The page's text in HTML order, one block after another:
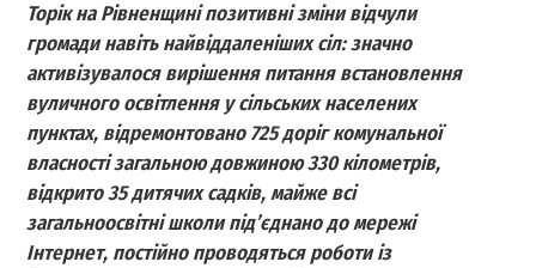
Торік на Рівненщині позитивні зміни відчули
громади навіть найвіддаленіших сіл: значно
активізувалося вирішення питання встановлення
вуличного освітлення у сільських населених
пунктах, відремонтовано 725 доріг комунальної
власності загальною довжиною 330 кілометрів,
відкрито 35 дитячих садків, майже всі
загальноосвітні школи під’єднано до мережі
Інтернет, постійно проводяться роботи із